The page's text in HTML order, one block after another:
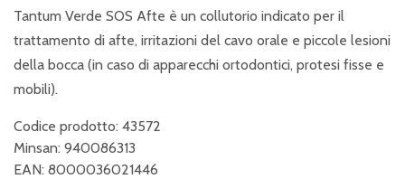
Tantum Verde SOS Afte è un collutorio indicato per il
trattamento di afte, irritazioni del cavo orale e piccole lesioni
della bocca (in caso di apparecchi ortodontici, protesi fisse e
mobili).
Codice prodotto: 43572
Minsan: 940086313
EAN: 8000036021446